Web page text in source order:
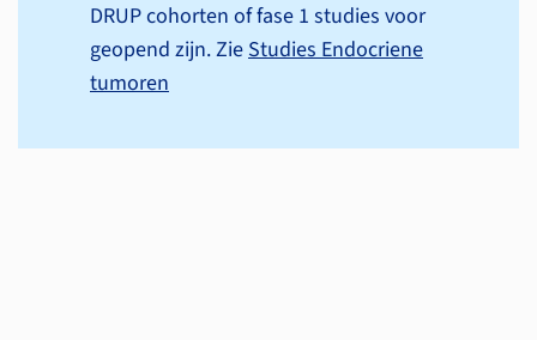
DRUP cohorten of fase 1 studies voor
geopend zijn. ZieStudies Endocriene
tumoren